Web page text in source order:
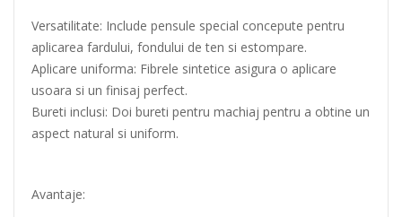
Versatilitate: Include pensule special concepute pentru
aplicarea fardului, fondului de ten si estompare.
Aplicare uniforma: Fibrele sintetice asigura o aplicare
usoara si un finisaj perfect.
Bureti inclusi: Doi bureti pentru machiaj pentru a obtine un
aspect natural si uniform.
Avantaje: